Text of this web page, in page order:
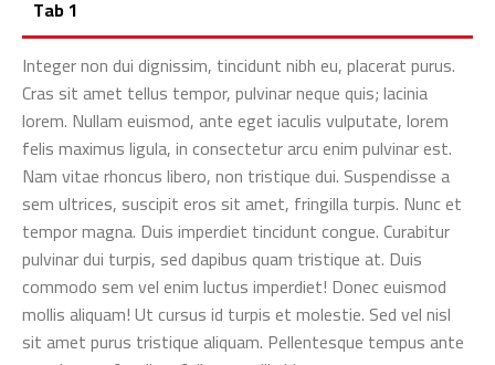
Tab 1
Integer non dui dignissim, tincidunt nibh eu, placerat purus.
Cras sit amet tellus tempor, pulvinar neque quis; lacinia
lorem. Nullam euismod, ante eget iaculis vulputate, lorem
felis maximus ligula, in consectetur arcu enim pulvinar est.
Nam vitae rhoncus libero, non tristique dui. Suspendisse a
sem ultrices, suscipit eros sit amet, fringilla turpis. Nunc et
tempor magna. Duis imperdiet tincidunt congue. Curabitur
pulvinar dui turpis, sed dapibus quam tristique at. Duis
commodo sem vel enim luctus imperdiet! Donec euismod
mollis aliquam! Ut cursus id turpis et molestie. Sed vel nisl
sit amet purus tristique aliquam. Pellentesque tempus ante